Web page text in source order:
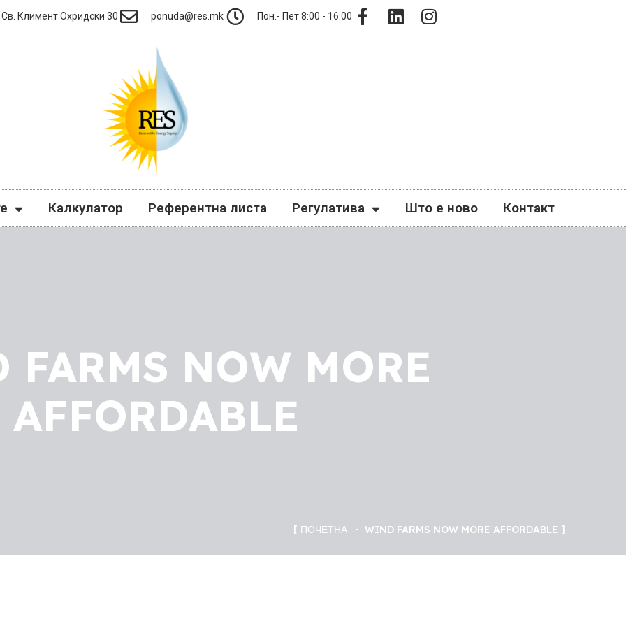
Св. Климент Охридски 30 ponuda@res.mk Пон.- Пет 8:00 - 16:00
Калкулатор Референтна листа Регулатива Што е ново Контакт
NOW MORE
AFFORDABLE
ПОЧЕТНА WIND FARMS NOW MORE AFFORDABLE